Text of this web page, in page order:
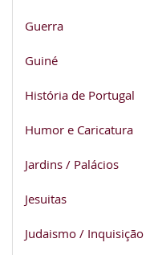
Guerra
Guiné
História de Portugal
Humor e Caricatura
Jardins / Palácios
Jesuitas
Judaismo / Inquisição